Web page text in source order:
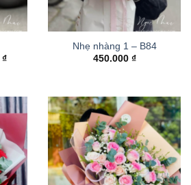
₫Giá
Nhẹ nhàng 1 – B84
450.000 ₫